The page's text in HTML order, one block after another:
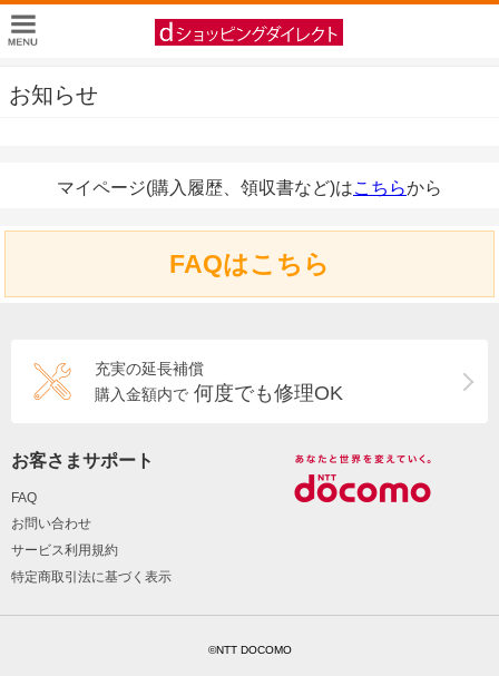
お知らせ
マイページ(購入履歴、領収書など)はこちらから
FAQはこちら
充実の延長補償
購入金額内で 何度でも修理OK
お客さまサポート
FAQ
お問い合わせ
サービス利用規約
特定商取引法に基づく表示
©NTT DOCOMO